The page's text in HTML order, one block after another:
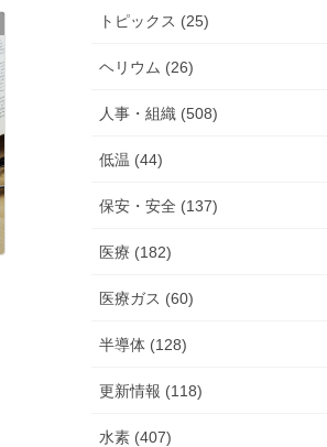
トピックス (25)
ヘリウム (26)
人事・組織 (508)
低温 (44)
保安・安全 (137)
医療 (182)
医療ガス (60)
半導体 (128)
更新情報 (118)
水素 (407)